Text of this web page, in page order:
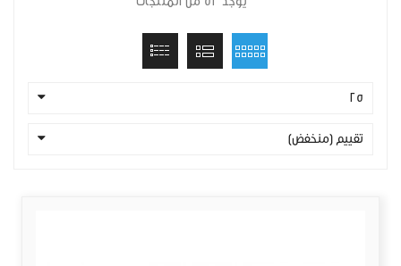
25
تقييم (منخفض)